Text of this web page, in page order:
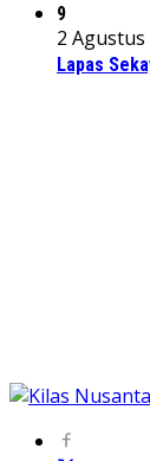
9
2 Agustus
Lapas